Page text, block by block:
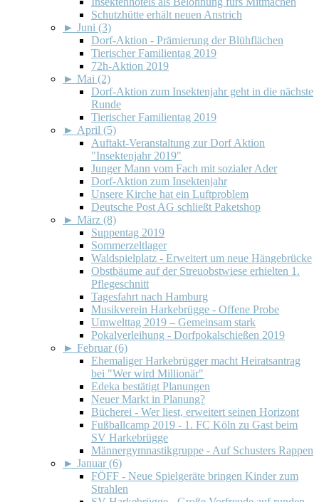
Schutzhütte erhält neuen Anstrich
► Juni (3)
Dorf-Aktion - Prämierung der Blühflächen
Tierischer Familientag 2019
72h-Aktion 2019
► Mai (2)
Dorf-Aktion zum Insektenjahr geht in die nächste
Runde
Tierischer Familientag 2019
► April (5)
Auftakt-Veranstaltung zur Dorf Aktion
"Insektenjahr 2019"
Junger Mann vom Fach mit sozialer Ader
Dorf-Aktion zum Insektenjahr
Unsere Kirche hat ein Luftproblem
Deutsche Post AG schließt Paketshop
► März (8)
Suppentag 2019
Sommerzeltlager
Waldspielplatz - Erweitert um neue Hängebrücke
Obstbäume auf der Streuobstwiese erhielten 1.
Pflegeschnitt
Tagesfahrt nach Hamburg
Musikverein Harkebrügge - Offene Probe
Umwelttag 2019 – Gemeinsam stark
Pokalverleihung - Dorfpokalschießen 2019
► Februar (6)
Ehemaliger Harkebrügger macht Heiratsantrag
bei "Wer wird Millionär"
Edeka bestätigt Planungen
Neuer Markt in Planung?
Bücherei - Wer liest, erweitert seinen Horizont
Fußballcamp 2019 - 1. FC Köln zu Gast beim
SV Harkebrügge
Männergymnastikgruppe - Auf Schusters Rappen
► Januar (6)
FÖFF - Neue Spielgeräte bringen Kinder zum
Strahlen